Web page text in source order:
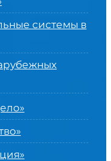
системы в